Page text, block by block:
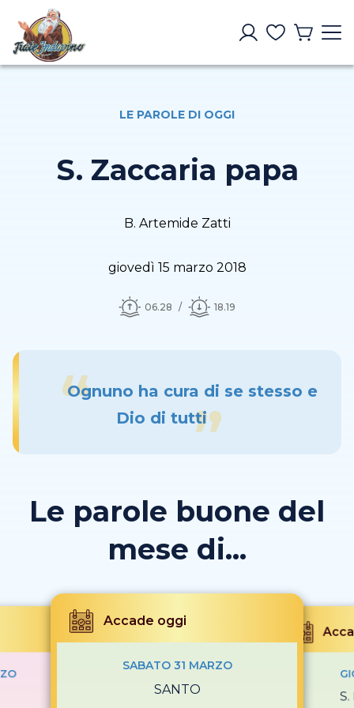
LE PAROLE DI OGGI
S. Zaccaria papa
B. Artemide Zatti
giovedì 15 marzo 2018
06.28 18.19
Ognuno ha cura di se stesso e
Dio di tutti
Le parole buone del
mese di...
Accade oggi
SABATO 31 MARZO
SANTO